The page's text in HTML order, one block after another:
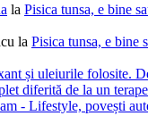
la Pisica tunsa, e bine
la Pisica tunsa, e bine
și uleiurile folosite.
diferită de la un
- Lifestyle, povești